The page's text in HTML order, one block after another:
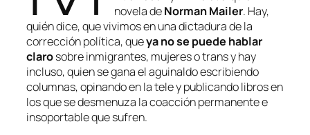
novela deNormanMailer. Hay,
quién dice, que vivimos en una dictadura de la
corrección política, queya no se puede hablar
clarosobre inmigrantes, mujeres o trans y hay
incluso, quien se gana el aguinaldo escribiendo
columnas, opinando en la tele y publicando libros en
los que se desmenuza la coacción permanente e
insoportable que sufren.